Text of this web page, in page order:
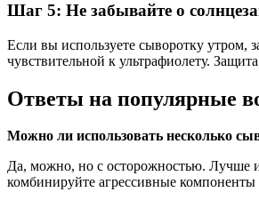
Шаг 5: Не забывайте о
Если вы используете сыворотку
чувствительной к ультрафиолету.
Ответы на популярные
Можно ли использовать несколько
Да, можно, но с осторожностью. Лучше
комбинируйте агрессивные